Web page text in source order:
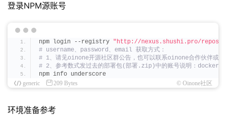
登录NPM源账号
npm login --registry "http://nexus.shushi.pro/
# username、password、email 获取方式：
# 1、请见oinone开源社区群公告，也可以联系oinone合作伙伴或
# 2、参考数式发过去的部署包(部署.zip)中的账号说明：docker-
npm info underscore
generic
209 Bytes © Oinone社区
环境准备参考